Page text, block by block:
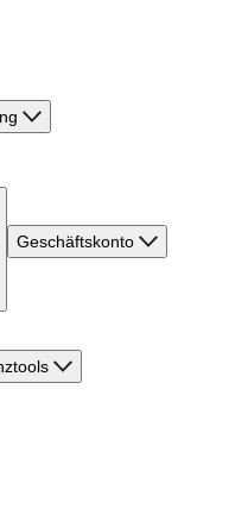
Geschäftskonto